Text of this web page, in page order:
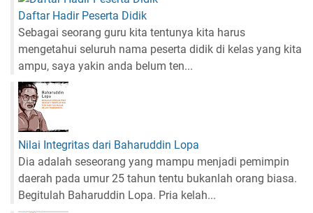
Daftar Hadir Peserta Didik
Sebagai seorang guru kita tentunya kita harus
mengetahui seluruh nama peserta didik di kelas yang kita
ampu, saya yakin anda belum ten...
Nilai Integritas dari Baharuddin Lopa
Dia adalah seseorang yang mampu menjadi pemimpin
daerah pada umur 25 tahun tentu bukanlah orang biasa.
Begitulah Baharuddin Lopa. Pria kelah...